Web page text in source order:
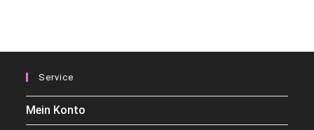
Service
Mein Konto